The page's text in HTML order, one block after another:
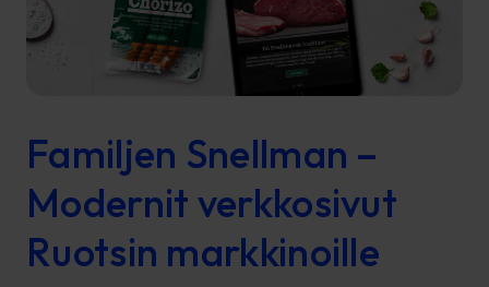
Familjen Snellman –
Modernit verkkosivut
Ruotsin markkinoille